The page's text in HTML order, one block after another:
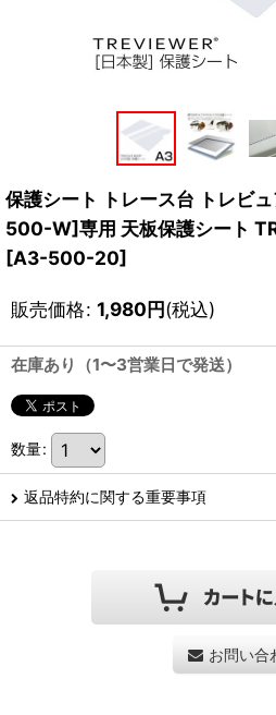
保護シート トレース台 トレ
500-W]専用 天板保護シート
[A3-500-20]
販売価格: 1,980円(税込)
在庫あり（1〜3営業日で発送）
数量:
返品特約に関する重要事項
お問い合